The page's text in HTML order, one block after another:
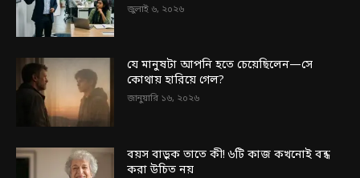
জুলাই ৬, ২০২৬
যে মানুষটা আপনি হতে চেয়েছিলেন—সে
কোথায় হারিয়ে গেল?
জানুয়ারি ১৬, ২০২৬
বয়স বাড়ুক তাতে কী! ৬টি কাজ কখনোই বন্ধ
করা উচিত নয়